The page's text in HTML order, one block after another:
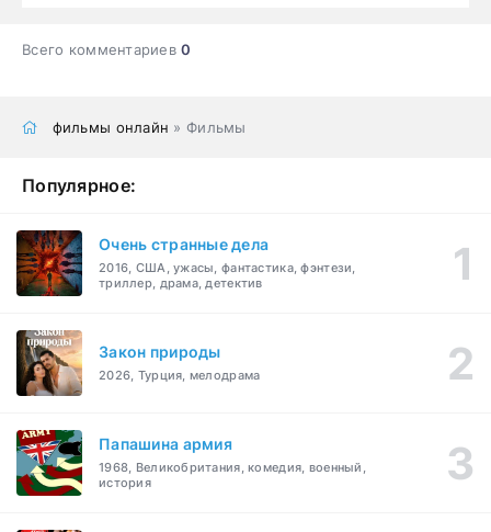
Всего комментариев0
фильмы онлайн » Фильмы
Популярное:
Очень странные дела
2016, США, ужасы, фантастика, фэнтези,
триллер, драма, детектив
Закон природы
2026, Турция, мелодрама
Папашина армия
1968, Великобритания, комедия, военный,
история